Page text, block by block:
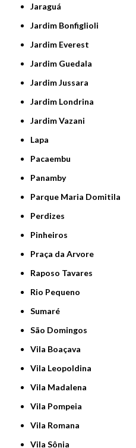
Jaraguá
Jardim Bonfiglioli
Jardim Everest
Jardim Guedala
Jardim Jussara
Jardim Londrina
Jardim Vazani
Lapa
Pacaembu
Panamby
Parque Maria Domitila
Perdizes
Pinheiros
Praça da Arvore
Raposo Tavares
Rio Pequeno
Sumaré
São Domingos
Vila Boaçava
Vila Leopoldina
Vila Madalena
Vila Pompeia
Vila Romana
Vila Sônia